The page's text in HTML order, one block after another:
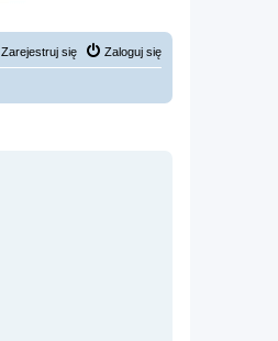
Zaloguj się
Zarejestruj się